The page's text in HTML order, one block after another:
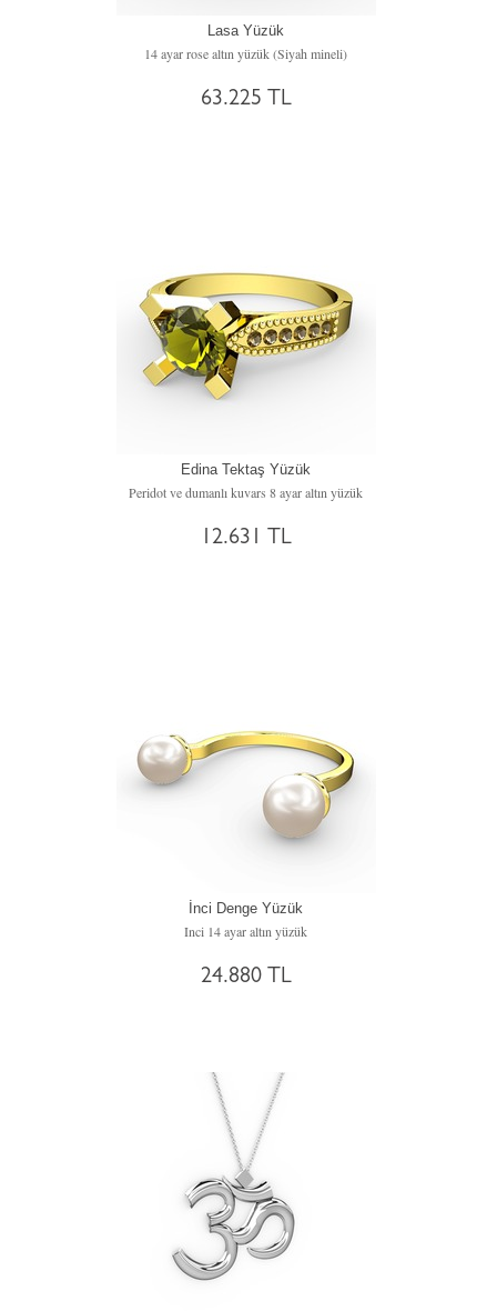
Lasa Yüzük
14 ayar rose altın yüzük (Siyah mineli)
63.225 TL
Edina Tektaş Yüzük
Peridot ve dumanlı kuvars 8 ayar altın yüzük
12.631 TL
İnci Denge Yüzük
Inci 14 ayar altın yüzük
24.880 TL